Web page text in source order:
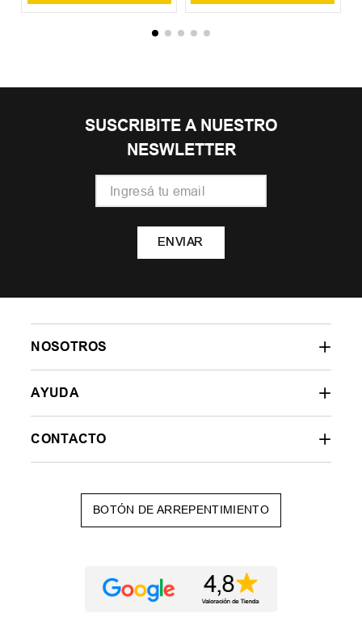
SUSCRIBITE A NUESTRO
NESWLETTER
ENVIAR
NOSOTROS
AYUDA
CONTACTO
BOTÓN DE ARREPENTIMIENTO